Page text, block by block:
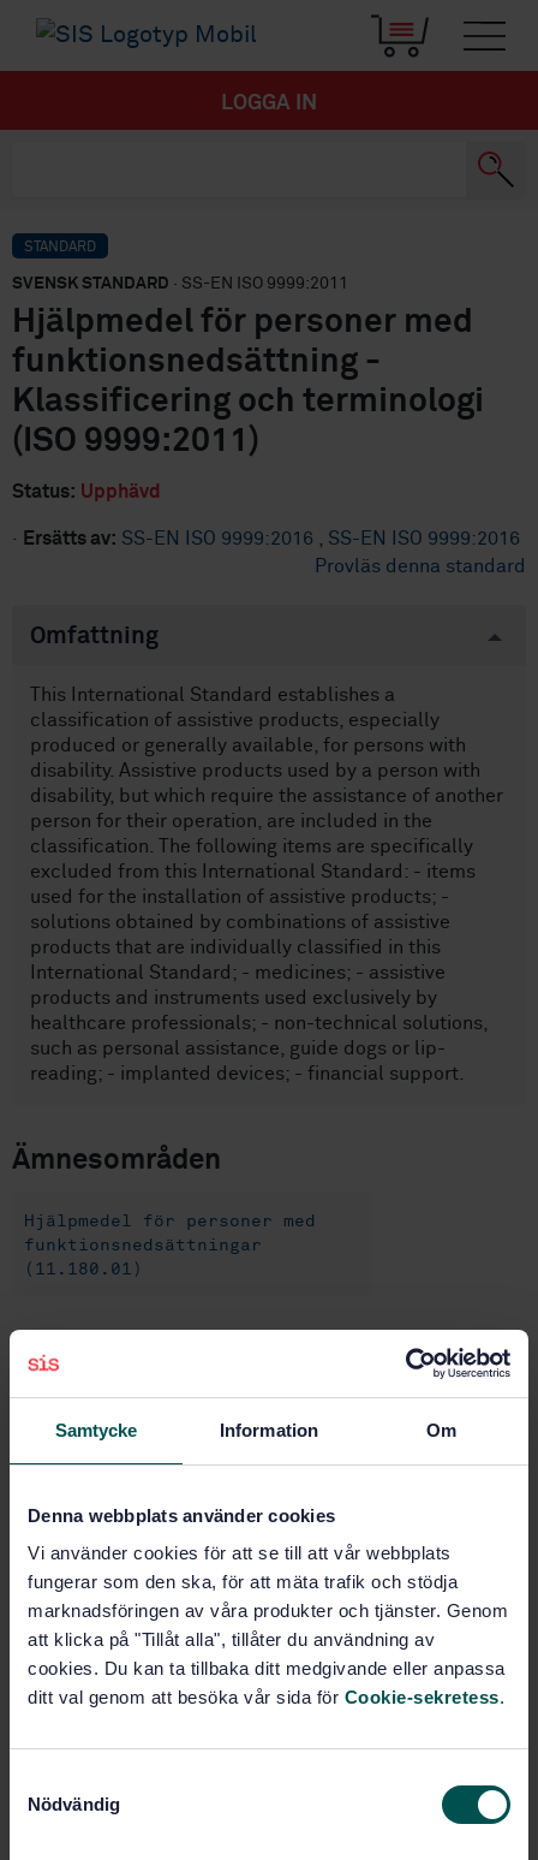
Samtycke Information Om
Denna webbplats använder cookies
Vi använder cookies för att se till att vår webbplats
fungerar som den ska, för att mäta trafik och stödja
marknadsföringen av våra produkter och tjänster. Genom
att klicka på "Tillåt alla", tillåter du användning av
cookies. Du kan ta tillbaka ditt medgivande eller anpassa
ditt val genom att besöka vår sida för Cookie-sekretess.
Nödvändig
LOGGA IN
STANDARD
SVENSK STANDARD · SS-EN ISO 9999:2011
Hjälpmedel för personer med
funktionsnedsättning -
Klassificering och terminologi
(ISO 9999:2011)
Status: Upphävd
· Ersätts av: SS-EN ISO 9999:2016 , SS-EN ISO 9999:2016
Provläs denna standard
Omfattning
This International Standard establishes a
classification of assistive products, especially
produced or generally available, for persons with
disability. Assistive products used by a person with
disability, but which require the assistance of another
person for their operation, are included in the
classification. The following items are specifically
excluded from this International Standard: - items
used for the installation of assistive products; -
solutions obtained by combinations of assistive
products that are individually classified in this
International Standard; - medicines; - assistive
products and instruments used exclusively by
healthcare professionals; - non-technical solutions,
such as personal assistance, guide dogs or lip-
reading; - implanted devices; - financial support.
Ämnesområden
Hjälpmedel för personer med
funktionsnedsättningar
(11.180.01)
Köp denna standard
Klassificering och terminologi (ISO 9999:2011)
Prenumerera på standarden - Läs mer
Pris:1 865 SEK
PDF
Lägg i varukorgen
Produktinformation